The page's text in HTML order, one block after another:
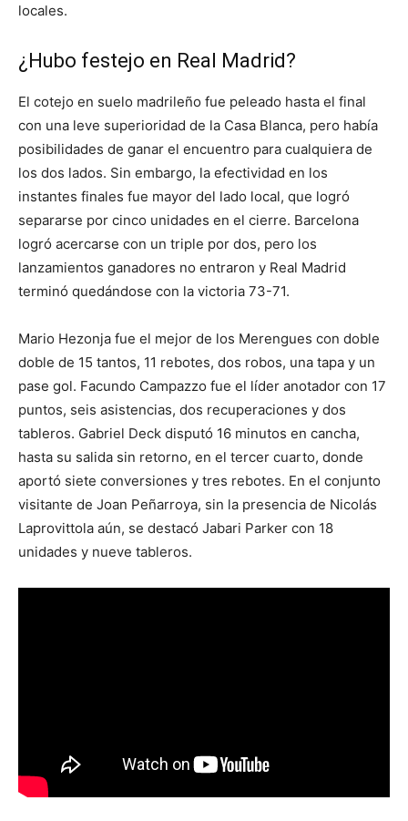
locales.
¿Hubo festejo en Real Madrid?
El cotejo en suelo madrileño fue peleado hasta el final
con una leve superioridad de la Casa Blanca, pero había
posibilidades de ganar el encuentro para cualquiera de
los dos lados. Sin embargo, la efectividad en los
instantes finales fue mayor del lado local, que logró
separarse por cinco unidades en el cierre. Barcelona
logró acercarse con un triple por dos, pero los
lanzamientos ganadores no entraron y Real Madrid
terminó quedándose con la victoria 73-71.
Mario Hezonja fue el mejor de los Merengues con doble
doble de 15 tantos, 11 rebotes, dos robos, una tapa y un
pase gol. Facundo Campazzo fue el líder anotador con 17
puntos, seis asistencias, dos recuperaciones y dos
tableros. Gabriel Deck disputó 16 minutos en cancha,
hasta su salida sin retorno, en el tercer cuarto, donde
aportó siete conversiones y tres rebotes. En el conjunto
visitante de Joan Peñarroya, sin la presencia de Nicolás
Laprovittola aún, se destacó Jabari Parker con 18
unidades y nueve tableros.